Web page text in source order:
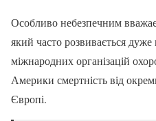
Особливо небезпечним
який часто розвивається
міжнародних організацій
Америки смертність від
Європі.